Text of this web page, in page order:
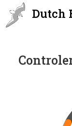
Dutch